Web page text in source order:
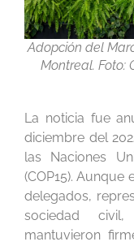
Adopción del
Montreal. Foto:
La noticia fue
diciembre del
las Naciones
(COP15). Aunque
delegados,
sociedad
mantuvieron